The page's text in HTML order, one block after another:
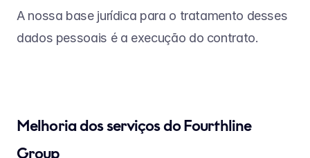
A nossa base jurídica para o tratamento desses
dados pessoais é a execução do contrato.
Melhoria dos serviços do Fourthline
Group